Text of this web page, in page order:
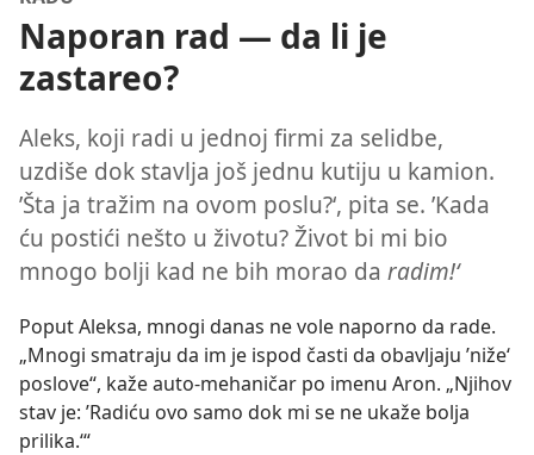
Naporan rad — da li je
zastareo?
Aleks, koji radi u jednoj firmi za selidbe,
uzdiše dok stavlja još jednu kutiju u kamion.
’Šta ja tražim na ovom poslu?‘, pita se. ’Kada
ću postići nešto u životu? Život bi mi bio
mnogo bolji kad ne bih morao da radim!‘
Poput Aleksa, mnogi danas ne vole naporno da rade.
„Mnogi smatraju da im je ispod časti da obavljaju ’niže‘
poslove“, kaže auto-mehaničar po imenu Aron. „Njihov
stav je: ’Radiću ovo samo dok mi se ne ukaže bolja
prilika.‘“